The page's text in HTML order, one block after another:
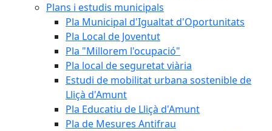
Plans i estudis municipals
Pla Municipal d'Igualtat d'Oportunitats
Pla Local de Joventut
Pla "Millorem l'ocupació"
Pla local de seguretat viària
Estudi de mobilitat urbana sostenible de
Lliçà d'Amunt
Pla Educatiu de Lliçà d'Amunt
Pla de Mesures Antifrau